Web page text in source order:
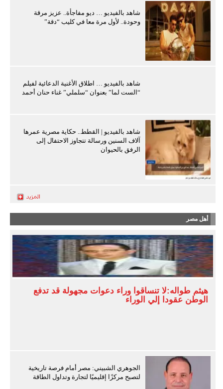
شاهد بالفيديو … ديو مفاجأة.. عزيز مرقة
وحودة.. لأول مرة معا في كليب “دقة”
شاهد بالفيديو … اطلاق الأغنية الدعائية لفيلم
“الست لما” بعنوان “سلملي” غناء حنان أحمد
شاهد بالفيديو | القطط.. حكاية مصرية عمرها
آلاف السنين ورسالة تتجاوز الاحتفال إلى
الرفق بالحيوان
أهل مصر
هيثم طواله:لا تنساقوا وراء دعوات مجهولة قد تدفع
الوطن عقودا إلي الوراء
الجوهري الشبيني: مصر أمام فرصة تاريخية
لتصبح مركزًا إقليميًا لتجارة وتداول الطاقة